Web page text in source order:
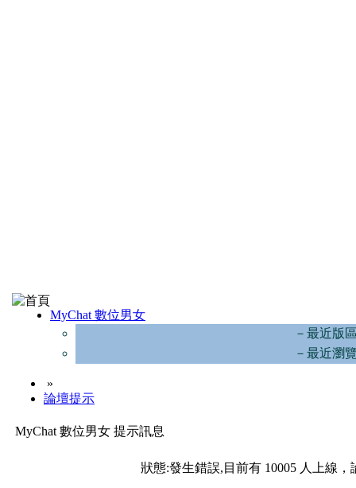
MyChat 數位男女
－最近版
－最近瀏
»
論壇提示
MyChat 數位男女 提示訊息
狀態:發生錯誤,目前有 10005 人上線